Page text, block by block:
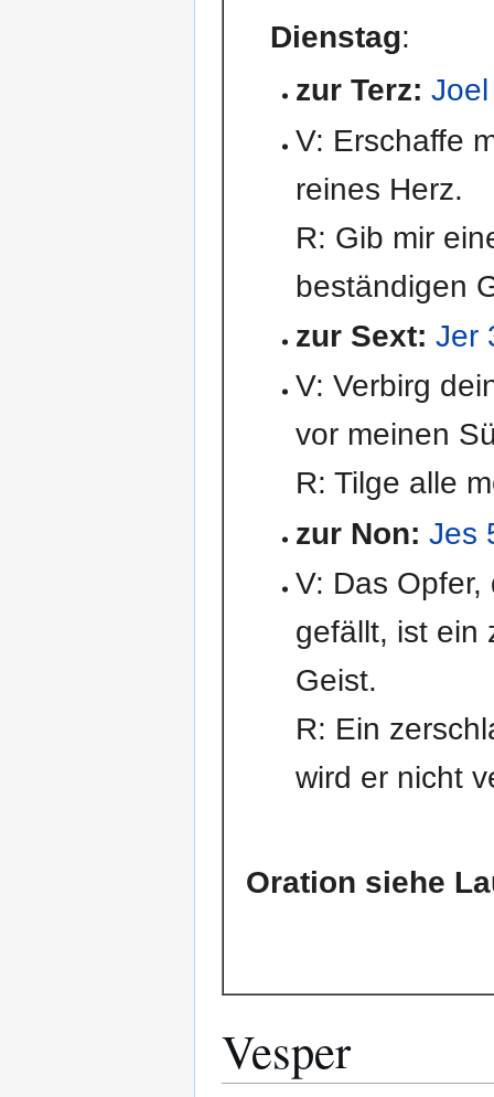
Dienstag:
zur Terz:
V: Erschaffe
reines Herz.
R: Gib mir
beständigen
zur Sext: Jer
V: Verbirg
vor meinen
R: Tilge alle
zur Non: Jes
V: Das Opfer,
gefällt, ist ein
Geist.
R: Ein
wird er nicht
Oration siehe
Vesper